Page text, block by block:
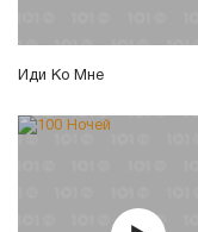
Иди Ко Мне